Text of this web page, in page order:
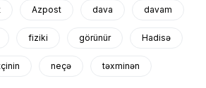
Azpost dava davam
fiziki görünür Hadisə
neçə təxminən